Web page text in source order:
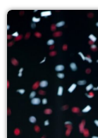
frequentar […]